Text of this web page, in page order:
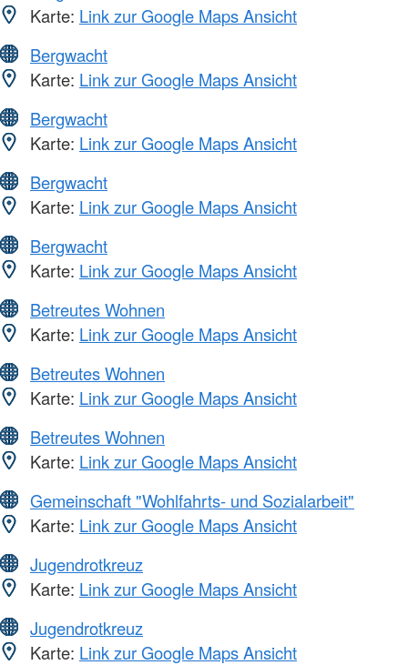
Karte: Link zur Google Maps Ansicht
Bergwacht
Karte: Link zur Google Maps Ansicht
Bergwacht
Karte: Link zur Google Maps Ansicht
Bergwacht
Karte: Link zur Google Maps Ansicht
Bergwacht
Karte: Link zur Google Maps Ansicht
Betreutes Wohnen
Karte: Link zur Google Maps Ansicht
Betreutes Wohnen
Karte: Link zur Google Maps Ansicht
Betreutes Wohnen
Karte: Link zur Google Maps Ansicht
Gemeinschaft "Wohlfahrts- und Sozialarbeit"
Karte: Link zur Google Maps Ansicht
Jugendrotkreuz
Karte: Link zur Google Maps Ansicht
Jugendrotkreuz
Karte: Link zur Google Maps Ansicht